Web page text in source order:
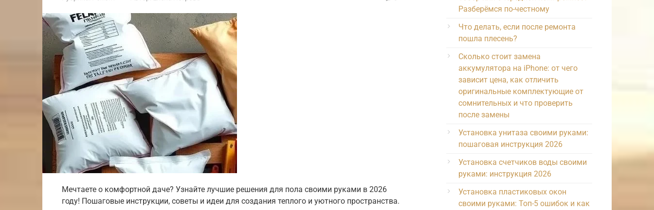
Мечтаете о комфортной даче? Узнайте лучшие решения для пола своими руками в 2026
году! Пошаговые инструкции, советы и идеи для создания теплого и уютного пространства.
Разберёмся по-честному
Что делать, если после ремонта
пошла плесень?
Сколько стоит замена
аккумулятора на iPhone: от чего
зависит цена, как отличить
оригинальные комплектующие от
сомнительных и что проверить
после замены
Установка унитаза своими руками:
пошаговая инструкция 2026
Установка счетчиков воды своими
руками: инструкция 2026
Установка пластиковых окон
своими руками: Топ-5 ошибок и как